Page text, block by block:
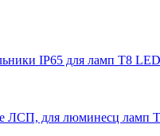
IP65 для ламп Т8 LED
ЛСП, для люминесц ламп